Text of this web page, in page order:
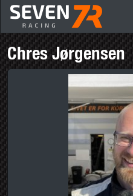
Chres Jørgensen